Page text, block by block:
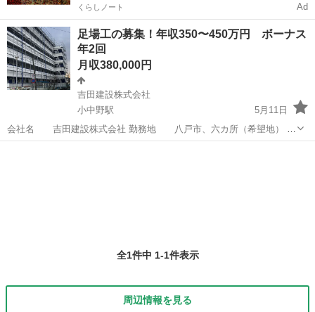
くらしノート Ad
足場工の募集！年収350〜450万円 ボーナス
年2回
月収380,000円
吉田建設株式会社
小中野駅
5月11日
会社名 吉田建設株式会社 勤務地 八戸市、六カ所（希望地） 給
与 月給 26.0万～ 38.0万円 ※六カ所の場合は早出２０００円
全1件中 1-1件表示
周辺情報を見る